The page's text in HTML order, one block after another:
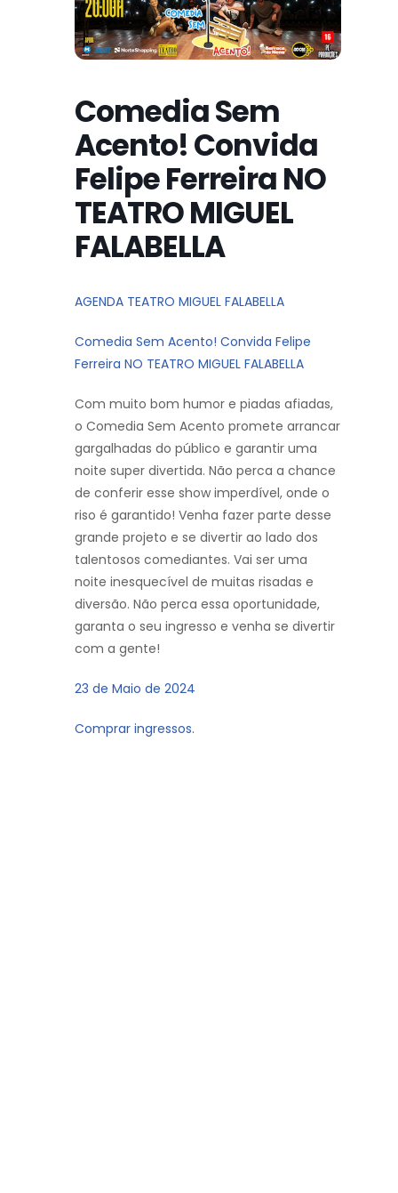
Comedia Sem
Acento! Convida
Felipe Ferreira NO
TEATRO MIGUEL
FALABELLA
AGENDA TEATRO MIGUEL FALABELLA
Comedia Sem Acento! Convida Felipe
Ferreira NO TEATRO MIGUEL FALABELLA
Com muito bom humor e piadas afiadas,
o Comedia Sem Acento promete arrancar
gargalhadas do público e garantir uma
noite super divertida. Não perca a chance
de conferir esse show imperdível, onde o
riso é garantido! Venha fazer parte desse
grande projeto e se divertir ao lado dos
talentosos comediantes. Vai ser uma
noite inesquecível de muitas risadas e
diversão. Não perca essa oportunidade,
garanta o seu ingresso e venha se divertir
com a gente!
23 de Maio de 2024
Comprar ingressos.